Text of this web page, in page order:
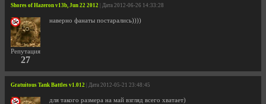
Shores of Hazeron v13b, Jun 22 2012 | Дата 2012-06-26 14:33:28
Репутация
27
наверно фанаты постарались))))
Gratuitous Tank Battles v1.012 | Дата 2012-05-21 23:48:45
для такого размера на май взгляд всего хватает)